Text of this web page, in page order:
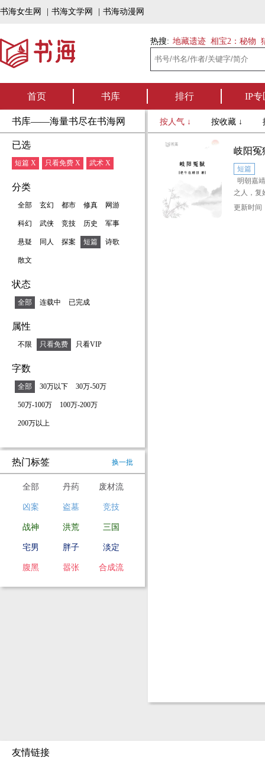
书海女生网 书海文学网 书海动漫网
热搜: 地藏遗迹 相宝2：秘物
首页 书库 排行 IP专
书库——海量书尽在书海网
已选
短篇 X 只看免费 X 武术 X
分类
全部 玄幻 都市 修真 网游
科幻 武侠 竞技 历史 军事
悬疑 同人 探案 短篇 诗歌
散文
状态
全部 连载中 已完成
属性
不限 只看免费 只看VIP
字数
全部 30万以下 30万-50万
50万-100万 100万-200万
200万以上
热门标签 换一批
全部 丹药 废材流
凶案 盗墓 竞技
战神 洪荒 三国
宅男 胖子 淡定
腹黑 嚣张 合成流
按人气 ↓ 按收藏 ↓
岐阳冤
短篇
明朝嘉
之人，复
端堂堂一
更新时间
友情链接